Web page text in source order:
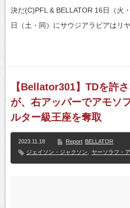
決だ(C)PFL & BELLATOR 16日（火
日（土・同）にサウジアラビアはリ
【Bellator301】TDを許
が、右アッパーでアモソ
ルター級王座を奪取
2023.11.18 Report BELLATOR
ジェイソン・ジャクソン
ヤーソラフ・